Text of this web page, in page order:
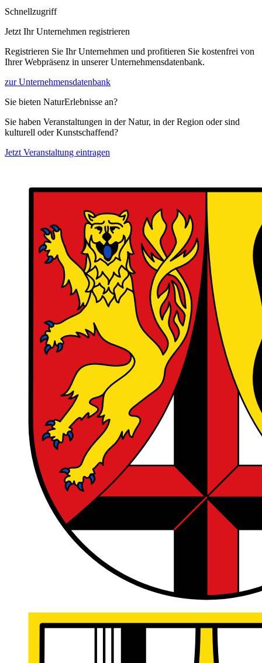
Schnellzugriff
Jetzt Ihr Unternehmen registrieren
Registrieren Sie Ihr Unternehmen und profitieren Sie kostenfrei von
Ihrer Webpräsenz in unserer Unternehmensdatenbank.
zur Unternehmensdatenbank
Sie bieten NaturErlebnisse an?
Sie haben Veranstaltungen in der Natur, in der Region oder sind
kulturell oder Kunstschaffend?
Jetzt Veranstaltung eintragen